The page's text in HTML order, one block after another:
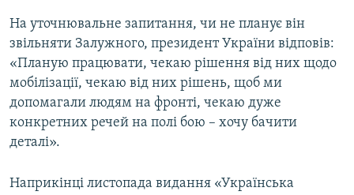
На уточнювальне запитання, чи не планує він
звільняти Залужного, президент України відповів:
«Планую працювати, чекаю рішення від них щодо
мобілізації, чекаю від них рішень, щоб ми
допомагали людям на фронті, чекаю дуже
конкретних речей на полі бою – хочу бачити
деталі».
Наприкінці листопада видання «Українська